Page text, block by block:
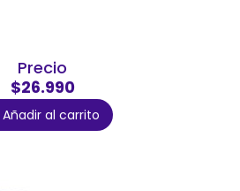
Precio
$26.990
Añadir al carrito